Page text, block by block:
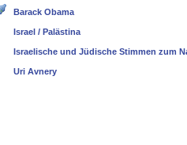
Barack Obama
Israel / Palästina
Israelische und Jüdische Stimmen zum
Uri Avnery